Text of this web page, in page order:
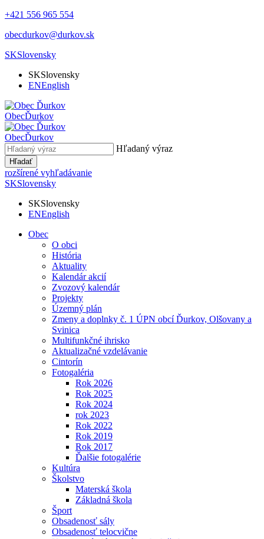
+421 556 965 554
obecdurkov@durkov.sk
SKSlovensky
SKSlovensky
ENEnglish
ObecĎurkov
ObecĎurkov
Hľadaný výraz
Hľadať
rozšírené vyhľadávanie
SKSlovensky
SKSlovensky
ENEnglish
Obec
O obci
História
Aktuality
Kalendár akcií
Zvozový kalendár
Projekty
Územný plán
Zmeny a doplnky č. 1 ÚPN obcí Ďurkov, Olšovany a
Svinica
Multifunkčné ihrisko
Aktualizačné vzdelávanie
Cintorín
Fotogaléria
Rok 2026
Rok 2025
Rok 2024
rok 2023
Rok 2022
Rok 2019
Rok 2017
Ďalšie fotogalérie
Kultúra
Školstvo
Materská škola
Základná škola
Šport
Obsadenosť sály
Obsadenosť telocvične